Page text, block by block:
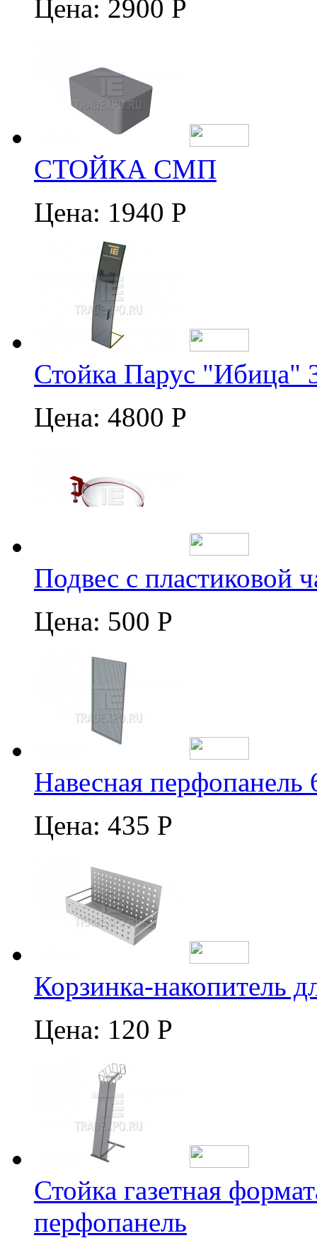
Цена: 2900 Р
СТОЙКА СМП
Цена: 1940 Р
Стойка Парус "Ибица"
Цена: 4800 Р
Подвес с пластиковой
Цена: 500 Р
Навесная перфопанель
Цена: 435 Р
Корзинка-накопитель
Цена: 120 Р
Стойка газетная
перфопанель